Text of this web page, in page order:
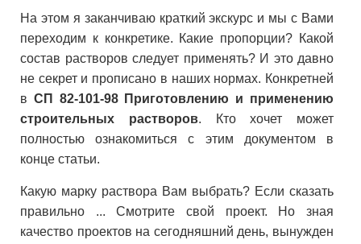
На этом я заканчиваю краткий экскурс и мы с Вами
переходим к конкретике. Какие пропорции? Какой
состав растворов следует применять? И это давно
не секрет и прописано в наших нормах. Конкретней
в СП 82-101-98 Приготовлению и применению
строительных растворов. Кто хочет может
полностью ознакомиться с этим документом в
конце статьи.
Какую марку раствора Вам выбрать? Если сказать
правильно ... Смотрите свой проект. Но зная
качество проектов на сегодняшний день, вынужден